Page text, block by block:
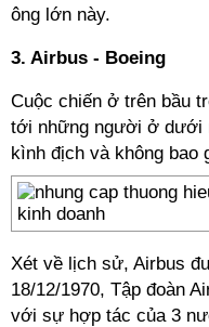
ông lớn này.
3. Airbus - Boeing
Cuộc chiến ở trên bầu
tới những người ở dưới
kình địch và không bao
Xét về lịch sử, Airbus
18/12/1970, Tập đoàn
với sự hợp tác của 3